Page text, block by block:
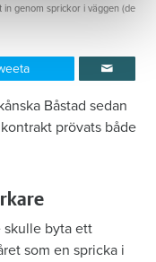
in genom sprickor i väggen (de
Båstad sedan
prövats både
skulle byta ett
som en spricka i